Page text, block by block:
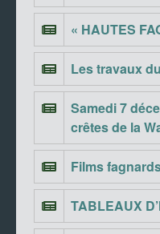
« HAUTES
Les travaux
Samedi 7
crêtes de la
Films
TABLEAUX